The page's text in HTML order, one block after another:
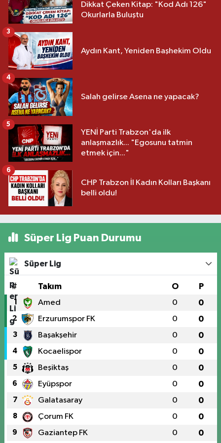
Dikkat Çeken Kitap: "Kod Adı 126"
Okurlarla Buluştu
Aydın Kant, Yeniden Başhekim Oldu
3
Salah gelirse Asena ne yapacak?
4
YENİ Parti Trabzon'da ilk
anlaşmazlık... "Egosunu tatmin
etmek için..."
5
CHP Trabzon İl Kadın Kolları Başkanı
belli oldu!
6
Süper Lig Puan Durumu
Süper Lig
# Takım O P
1 Amed 0 0
2 Erzurumspor FK 0 0
3 Başakşehir 0 0
4 Kocaelispor 0 0
5 Beşiktaş 0 0
6 Eyüpspor 0 0
7 Galatasaray 0 0
8 Çorum FK 0 0
9 Gaziantep FK 0 0